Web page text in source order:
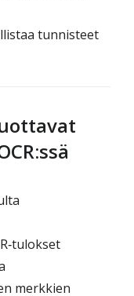
tunnisteet
merkkien